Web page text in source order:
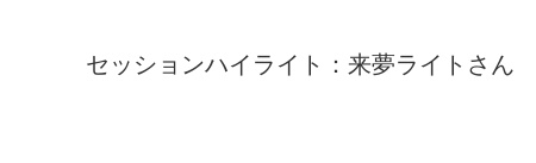
セッションハイライト：来夢ライトさん